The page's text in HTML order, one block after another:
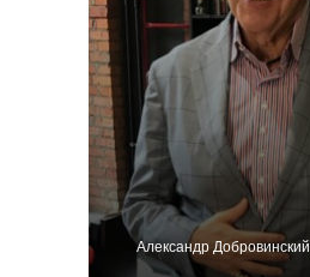
Александр Добровинский